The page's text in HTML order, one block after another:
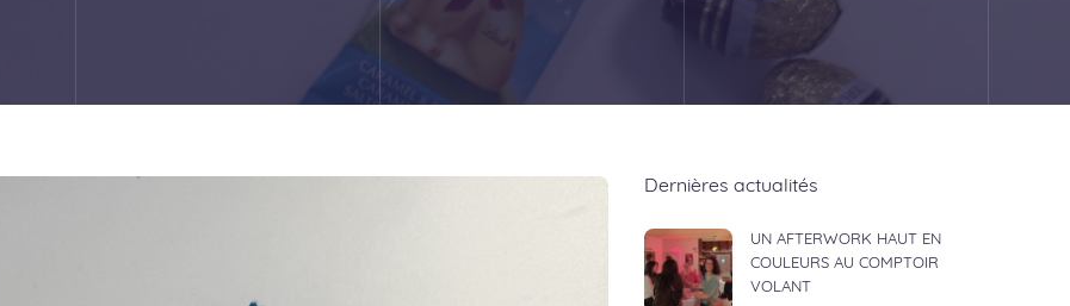
Dernières actualités
UN AFTERWORK HAUT EN
COULEURS AU COMPTOIR
VOLANT